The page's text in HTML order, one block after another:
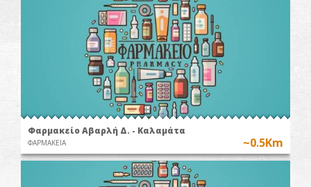
Φαρμακείο Αβαρλή Δ. - Καλαμάτα
ΦΑΡΜΑΚΕΙΑ ~0.5Km